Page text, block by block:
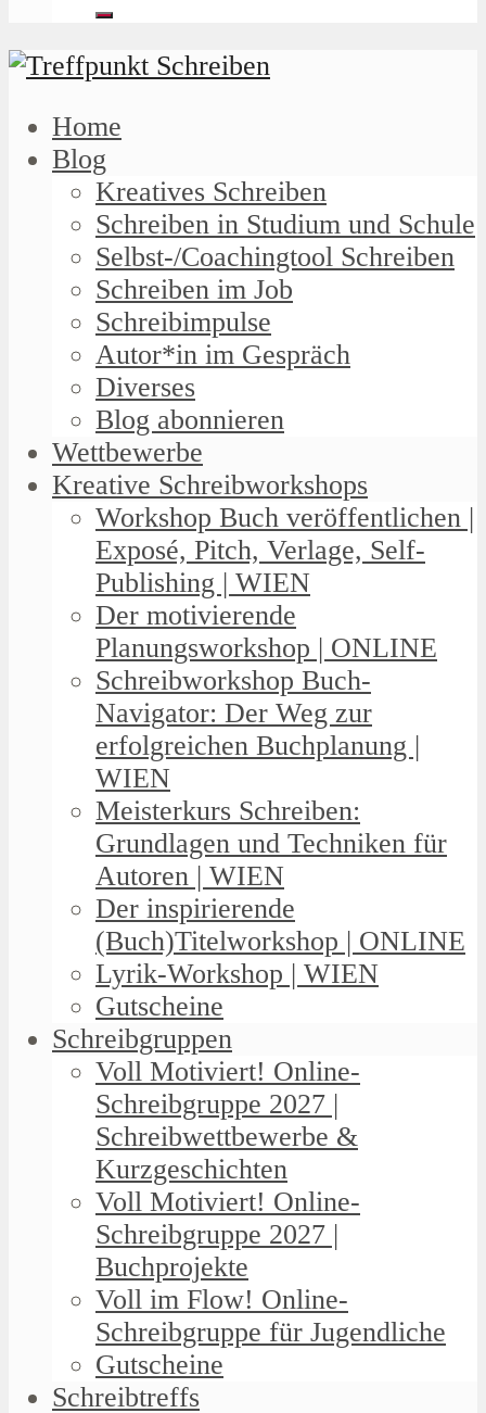
Home
Blog
Kreatives Schreiben
Schreiben in Studium und Schule
Selbst-/Coachingtool Schreiben
Schreiben im Job
Schreibimpulse
Autor*in im Gespräch
Diverses
Blog abonnieren
Wettbewerbe
Kreative Schreibworkshops
Workshop Buch veröffentlichen |
Exposé, Pitch, Verlage, Self-
Publishing | WIEN
Der motivierende
Planungsworkshop | ONLINE
Schreibworkshop Buch-
Navigator: Der Weg zur
erfolgreichen Buchplanung |
WIEN
Meisterkurs Schreiben:
Grundlagen und Techniken für
Autoren | WIEN
Der inspirierende
(Buch)Titelworkshop | ONLINE
Lyrik-Workshop | WIEN
Gutscheine
Schreibgruppen
Voll Motiviert! Online-
Schreibgruppe 2027 |
Schreibwettbewerbe &
Kurzgeschichten
Voll Motiviert! Online-
Schreibgruppe 2027 |
Buchprojekte
Voll im Flow! Online-
Schreibgruppe für Jugendliche
Gutscheine
Schreibtreffs